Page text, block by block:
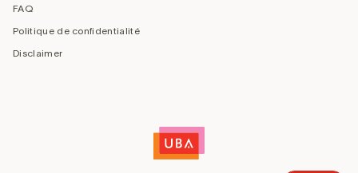
FAQ
Politique de confidentialité
Disclaimer